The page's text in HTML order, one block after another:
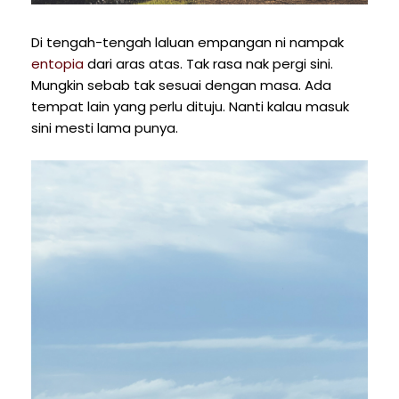
Di tengah-tengah laluan empangan ni nampak
entopiadari aras atas. Tak rasa nak pergi sini.
Mungkin sebab tak sesuai dengan masa. Ada
tempat lain yang perlu dituju. Nanti kalau masuk
sini mesti lama punya.